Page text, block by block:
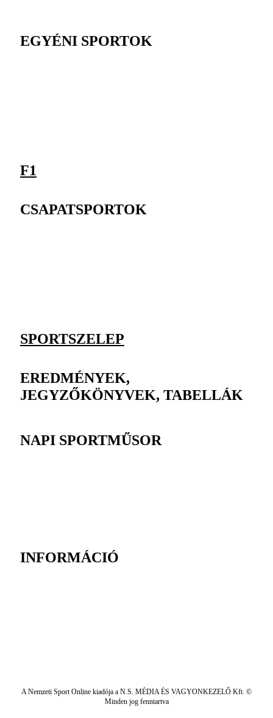
EGYÉNI SPORTOK
F1
CSAPATSPORTOK
SPORTSZELEP
EREDMÉNYEK,
JEGYZŐKÖNYVEK, TABELLÁK
NAPI SPORTMŰSOR
INFORMÁCIÓ
A Nemzeti Sport Online kiadója a N.S. MÉDIA ÉS VAGYONKEZELŐ Kft. ©
Minden jog fenntartva